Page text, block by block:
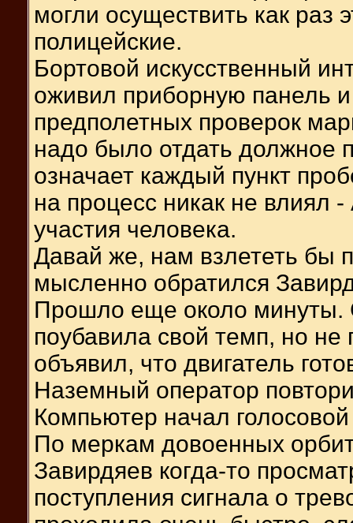
могли осуществить как раз
полицейские.
Бортовой искусственный
оживил приборную панель и
предполетных проверок
надо было отдать должное
означает каждый пункт
на процесс никак не влиял
участия человека.
Давай же, нам взлететь бы
мысленно обратился
Прошло еще около минуты.
поубавила свой темп, но
объявил, что двигатель
Наземный оператор
Компьютер начал
По меркам довоенных
Завирдяев когда-то
поступления сигнала о